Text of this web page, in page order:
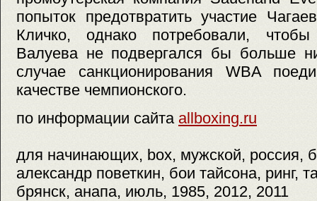
попыток предотвратить участие
Кличко, однако потребовали, чтобы
Валуева не подвергался бы больше
случае санкционирования WBA
качестве чемпионского.
по информации сайта allboxing.ru
для начинающих, box, мужской, россия,
александр поветкин, бои тайсона, ринг,
брянск, анапа, июль, 1985, 2012, 2011